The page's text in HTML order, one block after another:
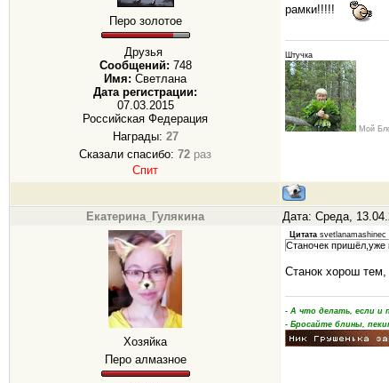
Перо золотое
Друзья
Сообщений: 748
Имя: Светлана
Дата регистрации:
07.03.2015
Российская Федерация
Награды: 27
Сказали спасибо: 72 раз
Спит
рамки!!!!!
Штучка
Мой
Екатерина_Гулякина Дата: Среда,
Хозяйка
Перо алмазное
Цитата svetlanamashinec
Станочек пришёл,уже
Станок хорош
- А что делать, если и
- Бросайте блины,